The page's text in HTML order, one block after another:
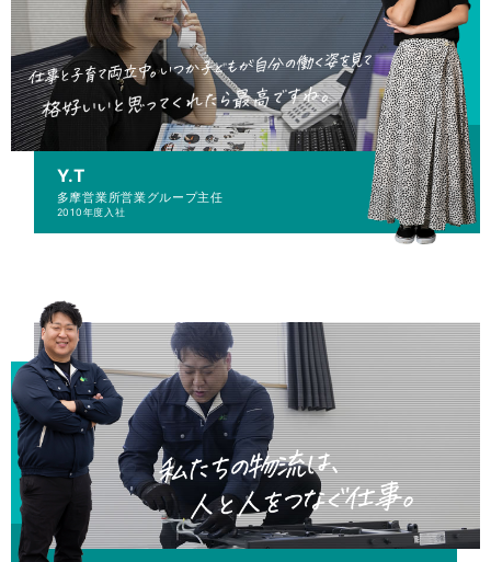
Y.T
多摩営業所営業グループ主任
2010年度入社